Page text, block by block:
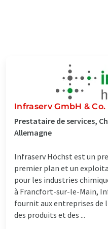
Infraserv GmbH &
Prestataire de services,
Allemagne
Infraserv Höchst est un
premier plan et un
pour les industries
à Francfort-sur-le-Main,
fournit aux entreprises
des produits et des ...